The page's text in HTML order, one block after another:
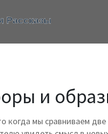
и
когда мы сравниваем